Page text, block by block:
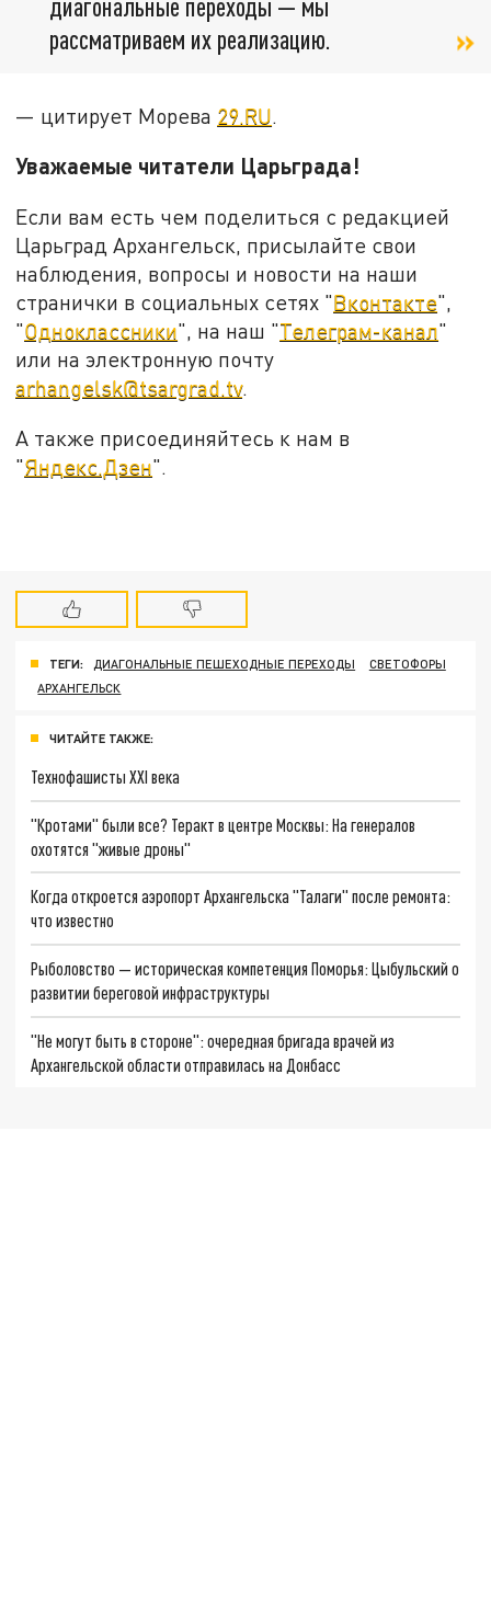
рассматриваем их реализацию.
— цитирует Морева 29.RU.
Уважаемые читатели Царьграда!
Если вам есть чем поделиться с редакцией
Царьград Архангельск, присылайте свои
наблюдения, вопросы и новости на наши
странички в социальных сетях "Вконтакте",
"Одноклассники", на наш "Телеграм-канал"
или на электронную почту
arhangelsk@tsargrad.tv.
А также присоединяйтесь к нам в
"Яндекс.Дзен".
ТЕГИ: ДИАГОНАЛЬНЫЕ ПЕШЕХОДНЫЕ ПЕРЕХОДЫ
СВЕТОФОРЫ
АРХАНГЕЛЬСК
ЧИТАЙТЕ ТАКЖЕ:
Технофашисты XXI века
"Кротами" были все? Теракт в центре Москвы: На генералов
охотятся "живые дроны"
Когда откроется аэропорт Архангельска "Талаги" после ремонта:
что известно
Рыболовство — историческая компетенция Поморья: Цыбульский о
развитии береговой инфраструктуры
"Не могут быть в стороне": очередная бригада врачей из
Архангельской области отправилась на Донбасс